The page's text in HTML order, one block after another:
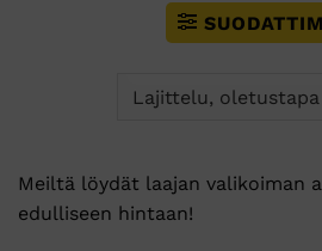
Meiltä löydät laajan valikoiman
edulliseen hintaan!